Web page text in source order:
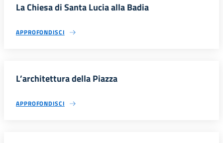
La Chiesa di Santa Lucia alla Badia
APPROFONDISCI
L’architettura della Piazza
APPROFONDISCI